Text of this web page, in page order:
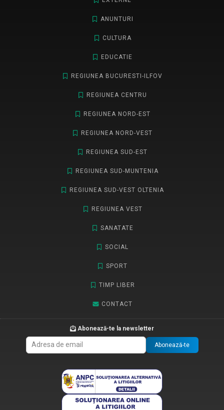
ANUNTURI
CULTURA
EDUCATIE
REGIUNEA BUCURESTI-ILFOV
REGIUNEA CENTRU
REGIUNEA NORD-EST
REGIUNEA NORD-VEST
REGIUNEA SUD-EST
REGIUNEA SUD-MUNTENIA
REGIUNEA SUD-VEST OLTENIA
REGIUNEA VEST
SANATATE
SOCIAL
SPORT
TIMP LIBER
CONTACT
Abonează-te la newsletter
Abonează-te